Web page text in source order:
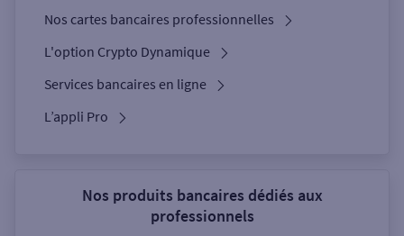
Nos cartes bancaires professionnelles
L'option Crypto Dynamique
Services bancaires en ligne
L’appli Pro
Nos produits bancaires dédiés aux
professionnels